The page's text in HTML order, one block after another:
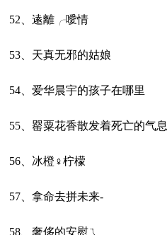
52、逺離╭噯情
53、天真无邪的姑娘
54、爱华晨宇的孩子在哪里
55、罂粟花香散发着死亡的气息
56、冰橙♀柠檬
57、拿命去拼未来-
58、奢侈的安慰ㄟ